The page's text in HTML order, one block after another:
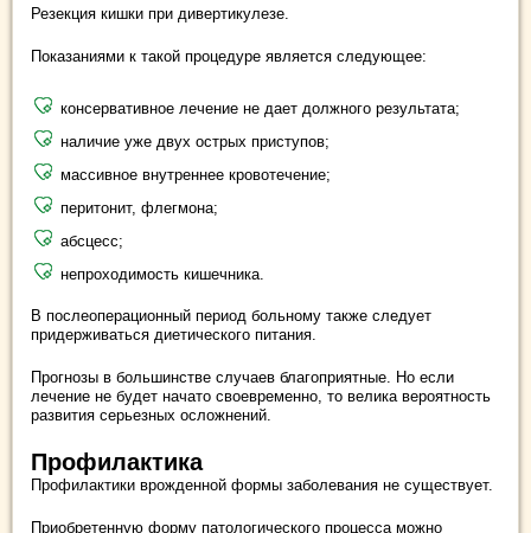
Резекция кишки при дивертикулезе.
Показаниями к такой процедуре является следующее:
консервативное лечение не дает должного результата;
наличие уже двух острых приступов;
массивное внутреннее кровотечение;
перитонит, флегмона;
абсцесс;
непроходимость кишечника.
В послеоперационный период больному также следует
придерживаться диетического питания.
Прогнозы в большинстве случаев благоприятные. Но если
лечение не будет начато своевременно, то велика вероятность
развития серьезных осложнений.
Профилактика
Профилактики врожденной формы заболевания не существует.
Приобретенную форму патологического процесса можно